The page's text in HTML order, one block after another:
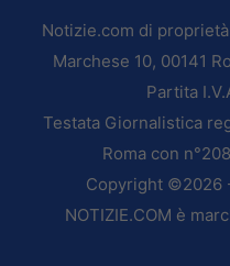
Notizie.com di
Marchese 10, 00141
Partita
Testata Giornalistica
Roma con
Copyright ©2026
NOTIZIE.COM è